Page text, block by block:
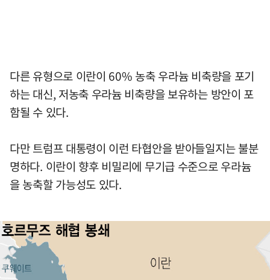
다른 유형으로 이란이 60% 농축 우라늄 비축량을 포기
하는 대신, 저농축 우라늄 비축량을 보유하는 방안이 포
함될 수 있다.
다만 트럼프 대통령이 이런 타협안을 받아들일지는 불분
명하다. 이란이 향후 비밀리에 무기급 수준으로 우라늄
을 농축할 가능성도 있다.